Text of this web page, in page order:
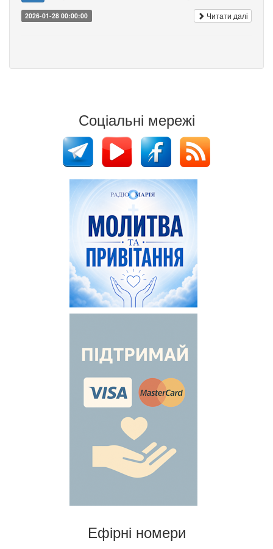
2026-01-28 00:00:00 Читати далі
Соціальні мережі
Ефірні номери